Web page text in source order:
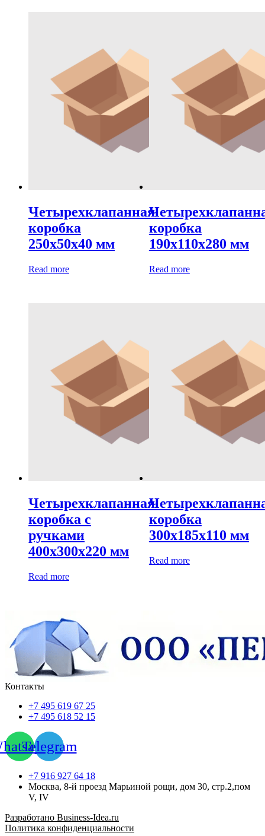
Четырехклапанная
коробка
250х50х40 мм
Read more
коробка
190х110х280 мм
Read more
Четырехклапанная
коробка с
ручками
400х300х220 мм
Read more
коробка
300х185х110 мм
Read more
Контакты
+7 495 619 67 25
+7 495 618 52 15
Telegram
+7 916 927 64 18
Москва, 8-й проезд Марьиной рощи, дом 30, стр.2,пом
V, IV
Разработано Business-Idea.ru
Политика конфиденциальности